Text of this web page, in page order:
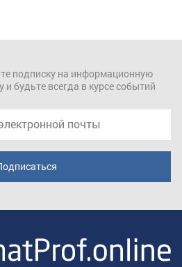
подписку на информационную
и будьте всегда в курсе событий